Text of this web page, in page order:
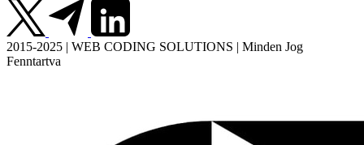
2015-2025 | WEB CODING SOLUTIONS | Minden Jog
Fenntartva